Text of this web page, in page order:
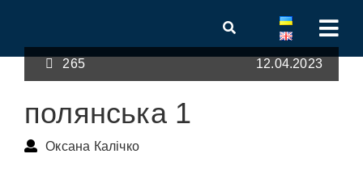
265 12.04.2023
полянська 1
Оксана Калічко